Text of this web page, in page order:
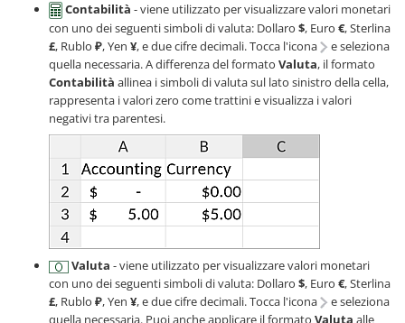
Contabilità - viene utilizzato per visualizzare valori monetari
con uno dei seguenti simboli di valuta: Dollaro $, Euro €, Sterlina
£, Rublo ₽, Yen ¥, e due cifre decimali. Tocca l'icona
e seleziona
quella necessaria. A differenza del formato Valuta, il formato
Contabilità allinea i simboli di valuta sul lato sinistro della cella,
rappresenta i valori zero come trattini e visualizza i valori
negativi tra parentesi.
Valuta - viene utilizzato per visualizzare valori monetari
con uno dei seguenti simboli di valuta: Dollaro $, Euro €, Sterlina
£, Rublo ₽, Yen ¥, e due cifre decimali. Tocca l'icona
e seleziona
quella necessaria. Puoi anche applicare il formato Valuta alle